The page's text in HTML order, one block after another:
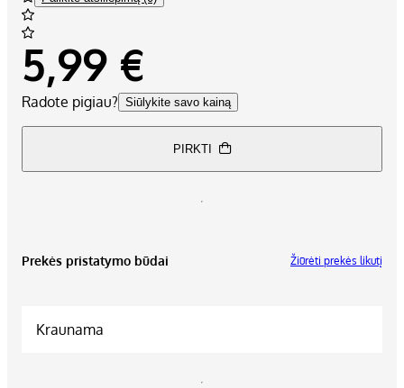
5,99 €
Radote pigiau? Siūlykite savo kainą
PIRKTI
Prekės pristatymo būdai Žiūrėti prekės likutį
Kraunama